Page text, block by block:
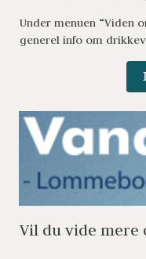
Under menuen “Viden
generel info om
Vil du vide mere